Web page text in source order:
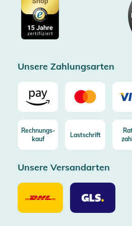
Cookie-Einstellungen
ImpressumGratis Versand ab 100€
Kostenlose Rücksendung
Unsere Zahlungsarten
Rechnungs-
kauf
Lastschrift
Unsere Versandarten
Unsere
Versandarten
DHL
Unsere
Versandarten
GLS